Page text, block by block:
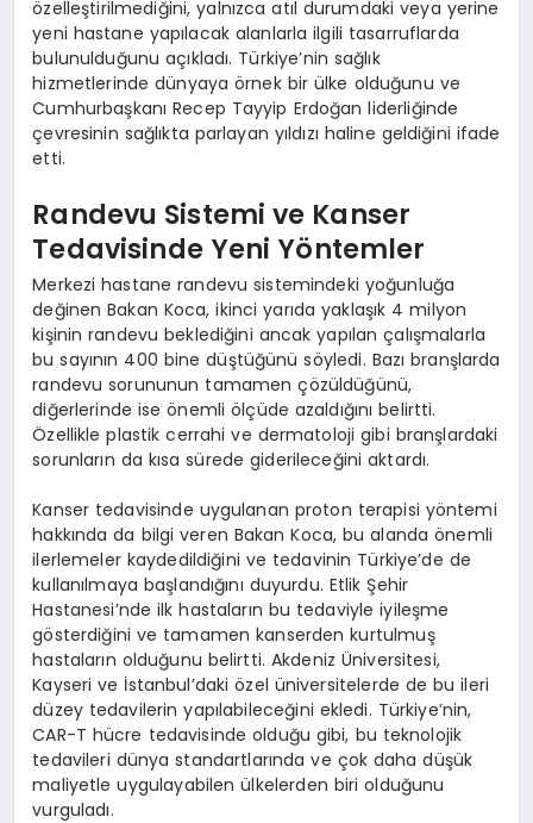
özelleştirilmediğini, yalnızca atıl durumdaki veya yerine
yeni hastane yapılacak alanlarla ilgili tasarruflarda
bulunulduğunu açıkladı. Türkiye’nin sağlık
hizmetlerinde dünyaya örnek bir ülke olduğunu ve
Cumhurbaşkanı Recep Tayyip Erdoğan liderliğinde
çevresinin sağlıkta parlayan yıldızı haline geldiğini ifade
etti.
Randevu Sistemi ve Kanser
Tedavisinde Yeni Yöntemler
Merkezi hastane randevu sistemindeki yoğunluğa
değinen Bakan Koca, ikinci yarıda yaklaşık 4 milyon
kişinin randevu beklediğini ancak yapılan çalışmalarla
bu sayının 400 bine düştüğünü söyledi. Bazı branşlarda
randevu sorununun tamamen çözüldüğünü,
diğerlerinde ise önemli ölçüde azaldığını belirtti.
Özellikle plastik cerrahi ve dermatoloji gibi branşlardaki
sorunların da kısa sürede giderileceğini aktardı.
Kanser tedavisinde uygulanan proton terapisi yöntemi
hakkında da bilgi veren Bakan Koca, bu alanda önemli
ilerlemeler kaydedildiğini ve tedavinin Türkiye’de de
kullanılmaya başlandığını duyurdu. Etlik Şehir
Hastanesi’nde ilk hastaların bu tedaviyle iyileşme
gösterdiğini ve tamamen kanserden kurtulmuş
hastaların olduğunu belirtti. Akdeniz Üniversitesi,
Kayseri ve İstanbul’daki özel üniversitelerde de bu ileri
düzey tedavilerin yapılabileceğini ekledi. Türkiye’nin,
CAR-T hücre tedavisinde olduğu gibi, bu teknolojik
tedavileri dünya standartlarında ve çok daha düşük
maliyetle uygulayabilen ülkelerden biri olduğunu
vurguladı.